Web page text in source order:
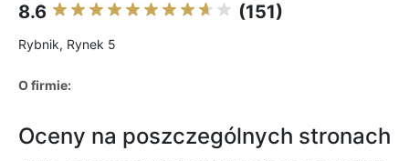
8.6 (151)
Rybnik, Rynek 5
O firmie:
Oceny na poszczególnych stronach